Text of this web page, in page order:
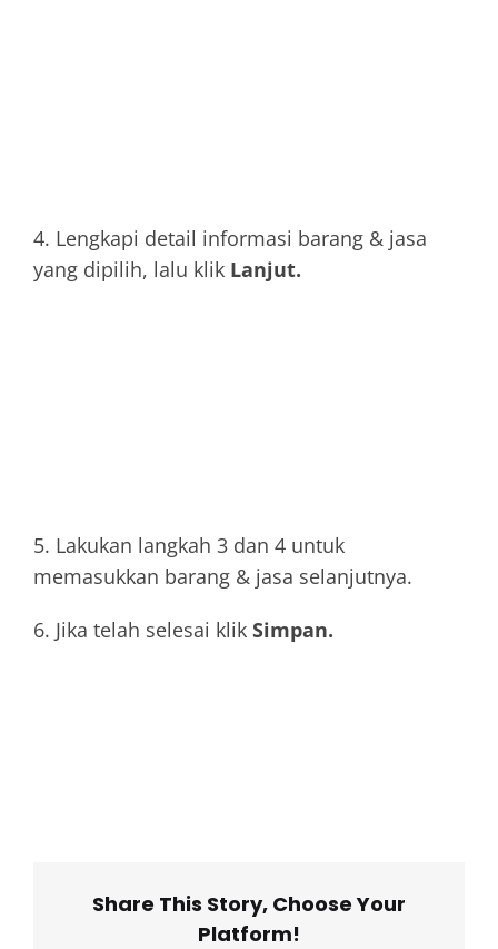
4. Lengkapi detail informasi barang & jasa
yang dipilih, lalu klik Lanjut.
5. Lakukan langkah 3 dan 4 untuk
memasukkan barang & jasa selanjutnya.
6. Jika telah selesai klik Simpan.
Share This Story, Choose Your
Platform!